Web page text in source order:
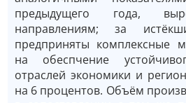
предыдущего года,
направлениям; за
предприняты комплексные
на обеспчение
отраслей экономики и
на 6 процентов. Объём